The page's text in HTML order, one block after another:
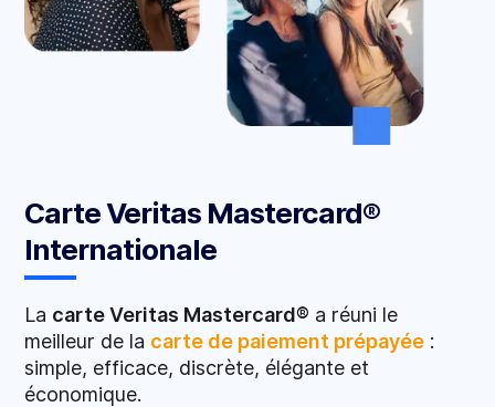
Carte Veritas Mastercard®
Internationale
La carte Veritas Mastercard® a réuni le
meilleur de la carte de paiement prépayée :
simple, efficace, discrète, élégante et
économique.